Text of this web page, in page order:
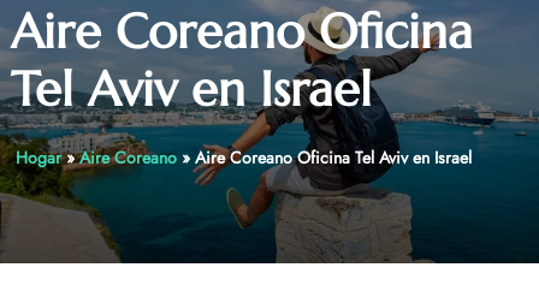
Aire Coreano Oficina
Tel Aviv en Israel
Hogar»Aire Coreano» Aire Coreano Oficina Tel Aviv en Israel